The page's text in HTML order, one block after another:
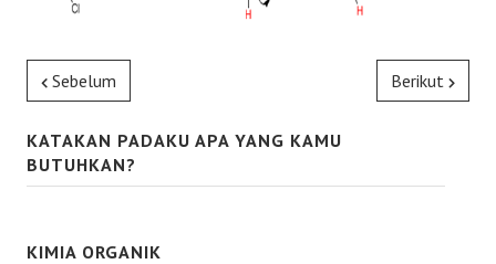
Sebelum Berikut
KATAKAN PADAKU APA YANG KAMU
BUTUHKAN?
KIMIA ORGANIK